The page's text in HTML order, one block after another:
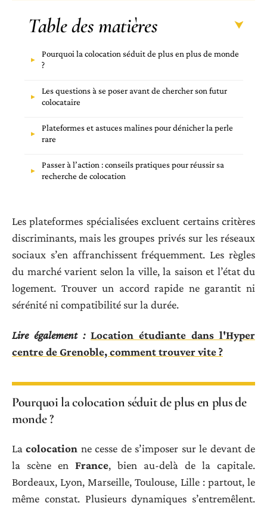
Table des matières
Pourquoi la colocation séduit de plus en plus de monde
?
Les questions à se poser avant de chercher son futur
colocataire
Plateformes et astuces malines pour dénicher la perle
rare
Passer à l’action : conseils pratiques pour réussir sa
recherche de colocation
Les plateformes spécialisées excluent certains critères
discriminants, mais les groupes privés sur les réseaux
sociaux s’en affranchissent fréquemment. Les règles
du marché varient selon la ville, la saison et l’état du
logement. Trouver un accord rapide ne garantit ni
sérénité ni compatibilité sur la durée.
Lire également : Location étudiante dans l'Hyper
centre de Grenoble, comment trouver vite ?
Pourquoi la colocation séduit de plus en plus de
monde ?
Lacolocation ne cesse de s’imposer sur le devant de
la scène en France, bien au-delà de la capitale.
Bordeaux, Lyon, Marseille, Toulouse, Lille : partout, le
même constat. Plusieurs dynamiques s’entremêlent.